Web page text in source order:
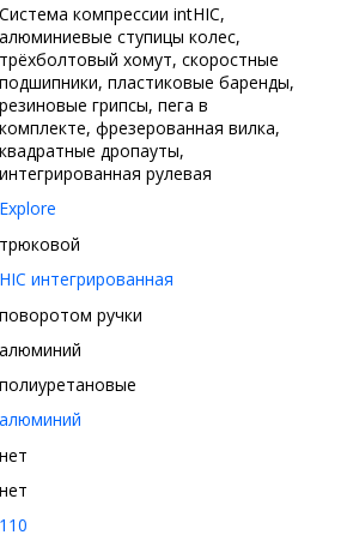
Система компрессии intHIC,
алюминиевые ступицы колес,
трёхболтовый хомут, скоростные
подшипники, пластиковые баренды,
резиновые грипсы, пега в
комплекте, фрезерованная вилка,
квадратные дропауты,
интегрированная рулевая
Explore
трюковой
HIC интегрированная
поворотом ручки
алюминий
полиуретановые
алюминий
нет
нет
110